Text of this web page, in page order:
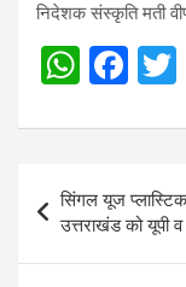
निदेशक संस्कृति मती
W
at
A
p
F
ce
o
o
Post
navigation
सिंगल यूज
उत्तराखंड को यूपी